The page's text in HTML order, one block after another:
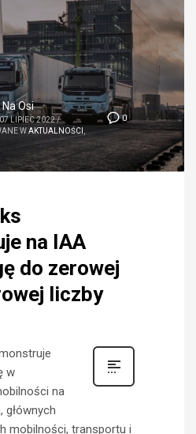
0
Osi
LIPIEC 2022/
WAKTUALNOŚCI
na IAA
do zerowej
liczby
w
na
głównych
mobilności, transportu i